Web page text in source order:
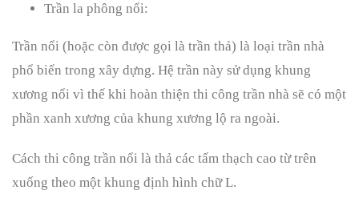
Trần la phông nổi:
Trần nổi (hoặc còn được gọi là trần thả) là loại trần nhà
phổ biến trong xây dựng. Hệ trần này sử dụng khung
xương nổi vì thế khi hoàn thiện thi công trần nhà sẽ có một
phần xanh xương của khung xương lộ ra ngoài.
Cách thi công trần nổi là thả các tấm thạch cao từ trên
xuống theo một khung định hình chữ L.